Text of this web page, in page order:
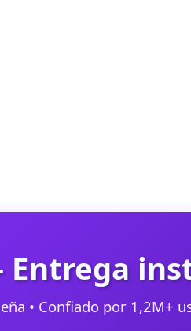
• Confiado por 1,2M+